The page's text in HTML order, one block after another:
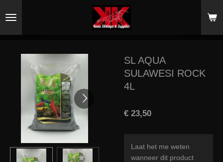
direct
hoofdinhoud
SL AQUA
SULAWESI ROCK
4L
€ 23,50
Laat het me weten
wanneer dit product